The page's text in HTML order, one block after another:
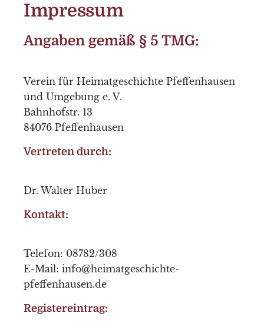
Impressum
Angaben gemäß § 5 TMG:
Verein für Heimatgeschichte Pfeffenhausen
und Umgebung e. V.
Bahnhofstr. 13
84076 Pfeffenhausen
Vertreten durch:
Dr. Walter Huber
Kontakt:
Telefon: 08782/308
E-Mail: info@heimatgeschichte-
pfeffenhausen.de
Registereintrag: